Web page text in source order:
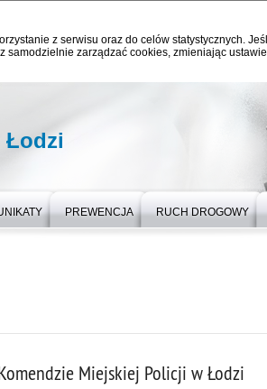
z serwisu oraz do celów statystycznych.
samodzielnie zarządzać cookies, zmieniając
Łodzi
PREWENCJA RUCH DROGOWY
Miejskiej Policji w Łodzi